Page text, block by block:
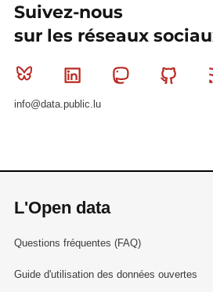
Suivez-nous
sur les réseaux
Bluesky Linkedin Mastodon
info@data.public.lu
L'Open data
Questions fréquentes (FAQ)
Guide d'utilisation des données ouvertes